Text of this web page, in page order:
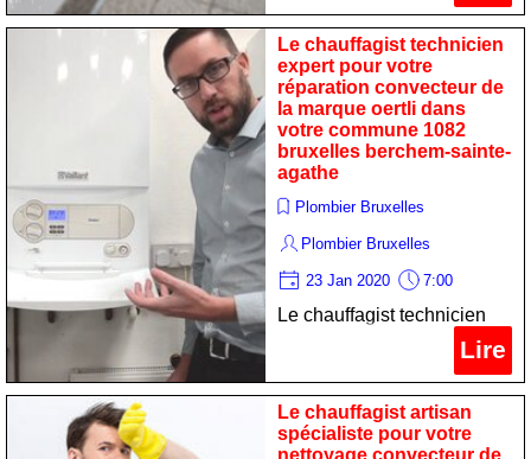
marque oertli dans votre
commune 1082 bruxelles
berchem-sainte-agathe
Le chauffagist technicien
expert pour votre
réparation convecteur de
la marque oertli dans
votre commune 1082
bruxelles berchem-sainte-
agathe
Plombier Bruxelles
Plombier Bruxelles
23 Jan 2020 7:00
Le chauffagist technicien
expert pour votre réparation
convecteur de la marque
oertli dans votre commune
1082 bruxelles berchem-
Lire
Le chauffagist artisan
spécialiste pour votre
nettoyage convecteur de